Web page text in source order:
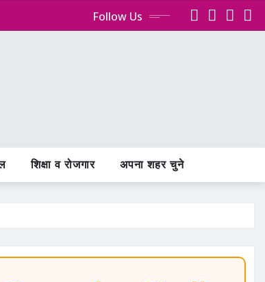
Follow Us
शिक्षा व रोजगार अपना शहर चुने